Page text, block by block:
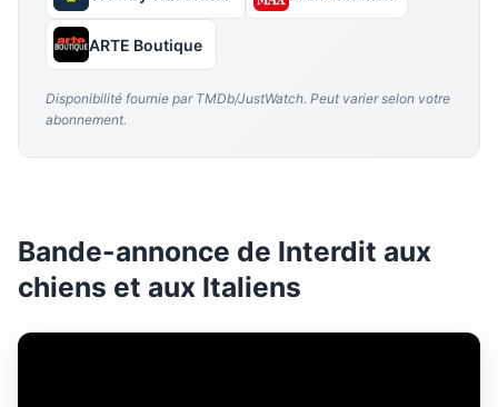
ARTE Boutique
Disponibilité fournie par TMDb/JustWatch. Peut varier selon votre
abonnement.
Bande-annonce de Interdit aux
chiens et aux Italiens